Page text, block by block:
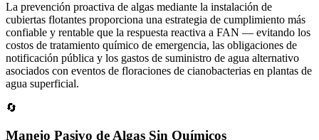
La prevención proactiva de algas mediante la instalación de
cubiertas flotantes proporciona una estrategia de cumplimiento más
confiable y rentable que la respuesta reactiva a FAN — evitando los
costos de tratamiento químico de emergencia, las obligaciones de
notificación pública y los gastos de suministro de agua alternativo
asociados con eventos de floraciones de cianobacterias en plantas de
agua superficial.
🔄
Manejo Pasivo de Algas Sin Químicos